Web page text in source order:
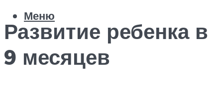
Меню
Развитие ребенка в
9 месяцев